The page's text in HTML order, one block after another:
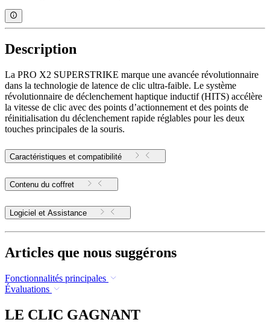
Description
La PRO X2 SUPERSTRIKE marque une avancée révolutionnaire
dans la technologie de latence de clic ultra-faible. Le système
révolutionnaire de déclenchement haptique inductif (HITS) accélère
la vitesse de clic avec des points d’actionnement et des points de
réinitialisation du déclenchement rapide réglables pour les deux
touches principales de la souris.
Caractéristiques et compatibilité
Contenu du coffret
Logiciel et Assistance
Articles que nous suggérons
Fonctionnalités principales
Évaluations
LE CLIC GAGNANT